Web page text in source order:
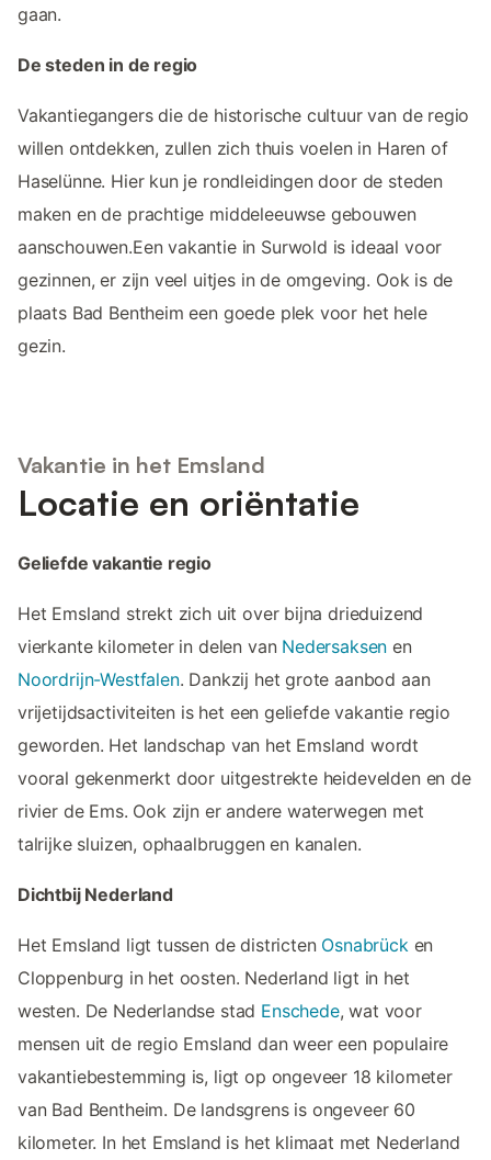
gaan.
De steden in de regio
Vakantiegangers die de historische cultuur van de regio
willen ontdekken, zullen zich thuis voelen in Haren of
Haselünne. Hier kun je rondleidingen door de steden
maken en de prachtige middeleeuwse gebouwen
aanschouwen.Een vakantie in Surwold is ideaal voor
gezinnen, er zijn veel uitjes in de omgeving. Ook is de
plaats Bad Bentheim een goede plek voor het hele
gezin.
Vakantie in het Emsland
Locatie en oriëntatie
Geliefde vakantie regio
Het Emsland strekt zich uit over bijna drieduizend
vierkante kilometer in delen van Nedersaksen en
Noordrijn-Westfalen. Dankzij het grote aanbod aan
vrijetijdsactiviteiten is het een geliefde vakantie regio
geworden. Het landschap van het Emsland wordt
vooral gekenmerkt door uitgestrekte heidevelden en de
rivier de Ems. Ook zijn er andere waterwegen met
talrijke sluizen, ophaalbruggen en kanalen.
Dichtbij Nederland
Het Emsland ligt tussen de districten Osnabrücken
Cloppenburg in het oosten. Nederland ligt in het
westen. De Nederlandse stad Enschede, wat voor
mensen uit de regio Emsland dan weer een populaire
vakantiebestemming is, ligt op ongeveer 18 kilometer
van Bad Bentheim. De landsgrens is ongeveer 60
kilometer. In het Emsland is het klimaat met Nederland